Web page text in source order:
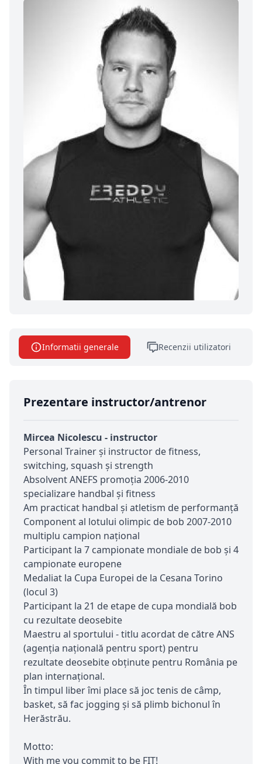
Informatii generale Recenzii utilizatori
Prezentare instructor/antrenor
Mircea Nicolescu - instructor
Personal Trainer și instructor de fitness,
switching, squash și strength
Absolvent ANEFS promoția 2006-2010
specializare handbal și fitness
Am practicat handbal și atletism de performanță
Component al lotului olimpic de bob 2007-2010
multiplu campion național
Participant la 7 campionate mondiale de bob și 4
campionate europene
Medaliat la Cupa Europei de la Cesana Torino
(locul 3)
Participant la 21 de etape de cupa mondială bob
cu rezultate deosebite
Maestru al sportului - titlu acordat de către ANS
(agenția națională pentru sport) pentru
rezultate deosebite obținute pentru România pe
plan internațional.
În timpul liber îmi place să joc tenis de câmp,
basket, să fac jogging și să plimb bichonul în
Herăstrău.
Motto:
With me you commit to be FIT!